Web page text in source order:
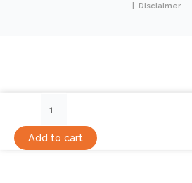
| Disclaimer
Bedankt
quantity
Add to cart